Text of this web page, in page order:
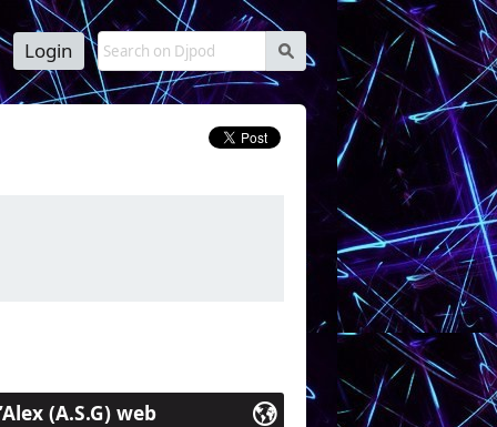
s
Login
numériques ou pour podcasts en
(A.S.G) web